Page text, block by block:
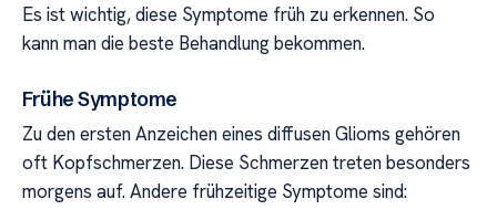
Es ist wichtig, diese Symptome früh zu erkennen. So
kann man die beste Behandlung bekommen.
Frühe Symptome
Zu den ersten Anzeichen eines diffusen Glioms gehören
oft Kopfschmerzen. Diese Schmerzen treten besonders
morgens auf. Andere frühzeitige Symptome sind: